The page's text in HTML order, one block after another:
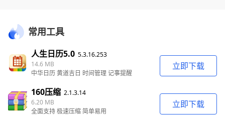
常用工具
人生日历5.0 5.3.16.253
14.6 MB
中华日历 黄道吉日 时间管理 记事提醒
立即下载
160压缩 2.1.3.14
6.20 MB
全面支持 极速压缩 简单易用
立即下载